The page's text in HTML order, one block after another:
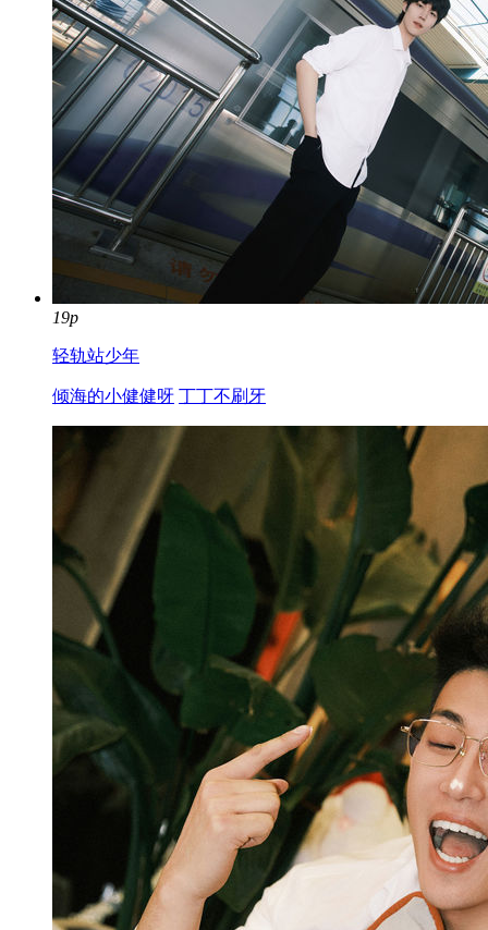
19p
轻轨站少年
倾海的小健健呀 丁丁不刷牙